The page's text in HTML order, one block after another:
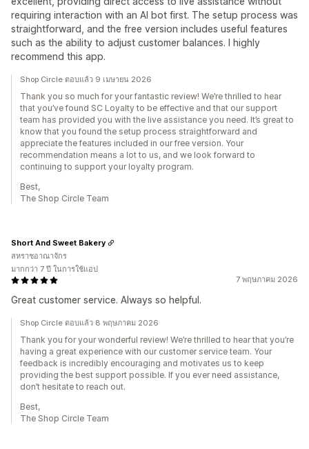
requiring interaction with an AI bot first. The setup process was
straightforward, and the free version includes useful features
such as the ability to adjust customer balances. I highly
recommend this app.
Shop Circle ตอบแล้ว 9 เมษายน 2026
Thank you so much for your fantastic review! We’re thrilled to hear
that you’ve found SC Loyalty to be effective and that our support
team has provided you with the live assistance you need. It’s great to
know that you found the setup process straightforward and
appreciate the features included in our free version. Your
recommendation means a lot to us, and we look forward to
continuing to support your loyalty program.
Best,
The Shop Circle Team
7 พฤษภาคม 2026
Great customer service. Always so helpful.
Short And Sweet Bakery
สหราชอาณาจักร
มากกว่า 7 ปี ในการใช้แอป
Shop Circle ตอบแล้ว 8 พฤษภาคม 2026
Thank you for your wonderful review! We’re thrilled to hear that you’re
having a great experience with our customer service team. Your
feedback is incredibly encouraging and motivates us to keep
providing the best support possible. If you ever need assistance,
don’t hesitate to reach out.
Best,
The Shop Circle Team